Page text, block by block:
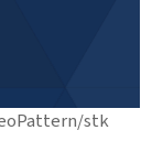
stk